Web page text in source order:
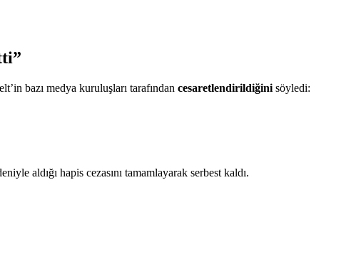
bazı medya kuruluşları tarafından cesaretlendirildiğini söyledi:
aldığı hapis cezasını tamamlayarak serbest kaldı.